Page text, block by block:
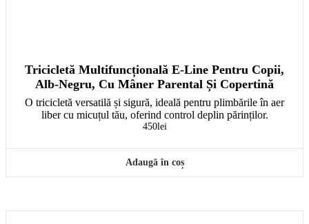
Tricicletă Multifuncțională E-Line Pentru Copii,
Alb-Negru, Cu Mâner Parental Și Copertină
O tricicletă versatilă și sigură, ideală pentru plimbările în aer
liber cu micuțul tău, oferind control deplin părinților.
450lei
Adaugă în coș